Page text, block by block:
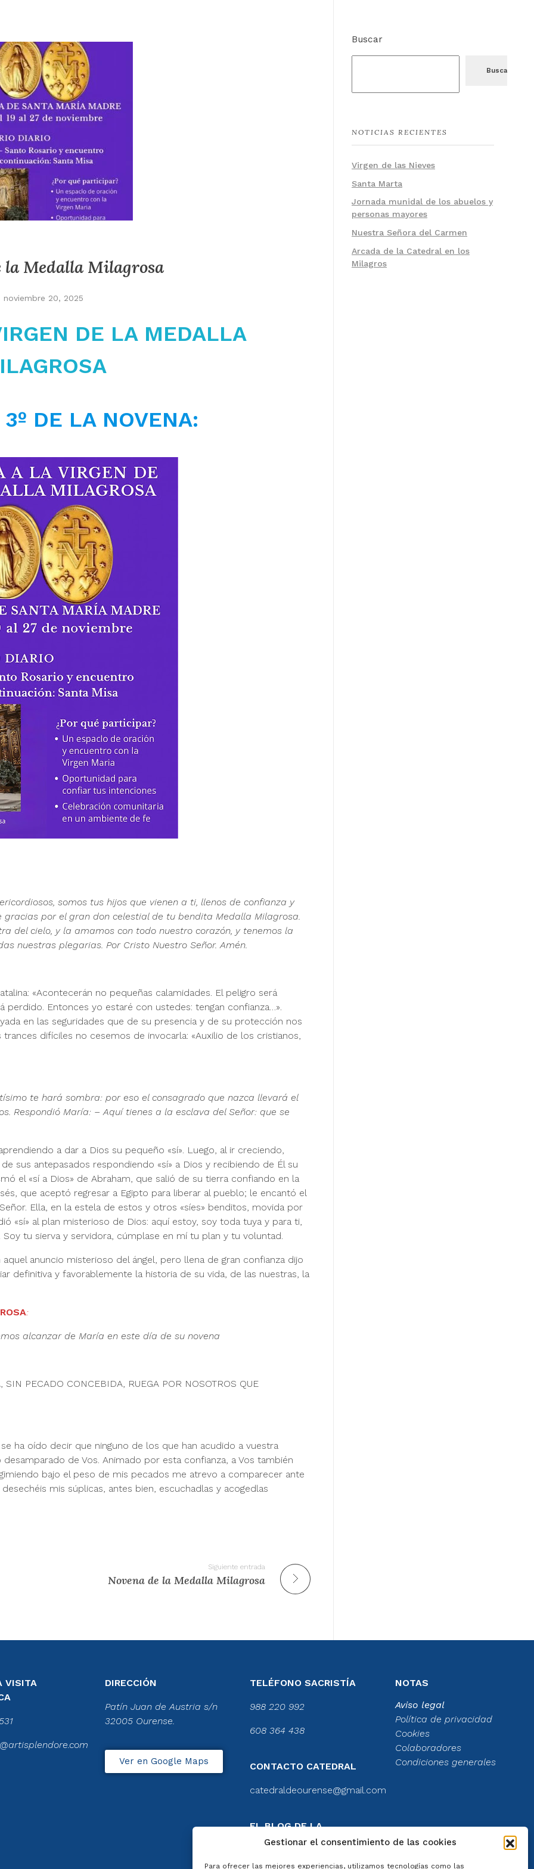
Gestionar el consentimiento de las cookies
Para ofrecer las mejores experiencias, utilizamos tecnologías como las
la Medalla Milagrosa
noviembre 20, 2025
DE LA MEDALLA
3º DE LA NOVENA:
somos tus hijos que vienen a ti, llenos de confianza y
por el gran don celestial de tu bendita Medalla Milagrosa.
del cielo, y la amamos con todo nuestro corazón, y tenemos la
nuestras plegarias. Por Cristo Nuestro Señor. Amén.
«Acontecerán no pequeñas calamidades. El peligro será
perdido. Entonces yo estaré con ustedes: tengan confianza…».
en las seguridades que de su presencia y de su protección nos
trances difíciles no cesemos de invocarla: «Auxilio de los cristianos,
te hará sombra: por eso el consagrado que nazca llevará el
Respondió María: – Aquí tienes a la esclava del Señor: que se
a dar a Dios su pequeño «sí». Luego, al ir creciendo,
sus antepasados respondiendo «sí» a Dios y recibiendo de Él su
el «sí a Dios» de Abraham, que salió de su tierra confiando en la
que aceptó regresar a Egipto para liberar al pueblo; le encantó el
Ella, en la estela de estos y otros «síes» benditos, mo­vida por
«sí» al plan misterioso de Dios: aquí estoy, soy toda tuya y para ti,
tu sierva y servidora, cúmplase en mí tu plan y tu voluntad.
anuncio mis­terioso del ángel, pero llena de gran confianza dijo
definitiva y favorablemente la historia de su vida, de las nuestras, la
:
alcanzar de María en este día de su novena
PECADO CONCEBIDA, RUEGA POR NOSOTROS QUE
se ha oído decir que ninguno de los que han acudido a vuestra
de Vos. Animado por esta confianza, a Vos también
bajo el peso de mis pecados me atrevo a comparecer ante
mis súplicas, antes bien, escuchadlas y acogedlas
Siguiente entrada
Novena de la Medalla Milagrosa
Buscar
Buscar
NOTICIAS RECIENTES
Virgen de las Nieves
Santa Marta
Jornada munidal de los abuelos y
personas mayores
Nuestra Señora del Carmen
Arcada de la Catedral en los
Milagros
VISITA
DIRECCIÓN
Patín Juan de Austria s/n
32005 Ourense.
Ver en Google Maps
TELÉFONO SACRISTÍA
988 220 992
608 364 438
CONTACTO CATEDRAL
catedraldeourense@gmail.com
EL BLOG DE LA
CATEDRAL
Ver el blog
NOTAS
Aviso legal
Política de privacidad
Cookies
Colaboradores
Condiciones generales